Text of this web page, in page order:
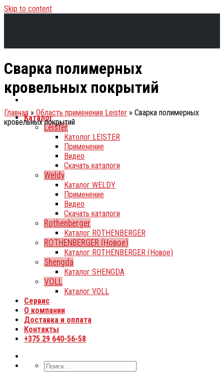
Skip to content
Каталог
Leister
Католог LEISTER
Применение
Видео
Скачать каталоги
Weldy
Каталог WELDY
Применение
Видео
Скачать каталоги
Rothenberger
Каталог ROTHENBERGER
ROTHENBERGER (Новое)
Каталог ROTHENBERGER (Новое)
Shengda
Каталог SHENGDA
VOLL
Каталог VOLL
Сервис
О компании
Доставка и оплата
Контакты
+375 29 640-56-58
Сварка полимерных
кровельных покрытий
Главная » Область применения Leister » Сварка полимерных
кровельных покрытий